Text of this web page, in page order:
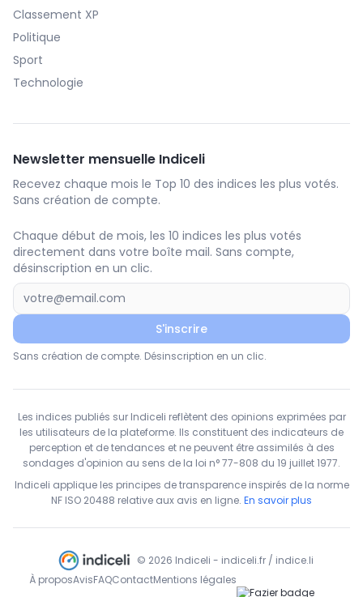
Classement XP
Politique
Sport
Technologie
Newsletter mensuelle Indiceli
Recevez chaque mois le Top 10 des indices les plus votés.
Sans création de compte.
Chaque début de mois, les 10 indices les plus votés
directement dans votre boîte mail. Sans compte,
désinscription en un clic.
S'inscrire
Sans création de compte. Désinscription en un clic.
Les indices publiés sur Indiceli reflètent des opinions exprimées par
les utilisateurs de la plateforme. Ils constituent des indicateurs de
perception et de tendances et ne peuvent être assimilés à des
sondages d'opinion au sens de la loi n° 77-808 du 19 juillet 1977.
Indiceli applique les principes de transparence inspirés de la norme
NF ISO 20488 relative aux avis en ligne. En savoir plus
© 2026 Indiceli - indiceli.fr / indice.li
À proposAvisFAQContactMentions légales